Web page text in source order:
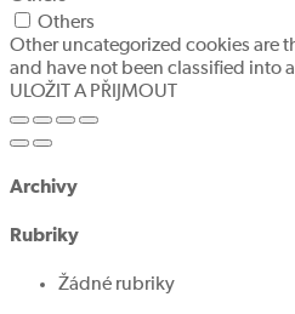
Others
Other uncategorized cookies are
and have not been classified into
ULOŽIT A PŘIJMOUT
Archivy
Rubriky
Žádné rubriky